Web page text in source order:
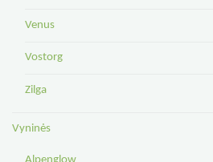
Venus
Vostorg
Zilga
Vyninės